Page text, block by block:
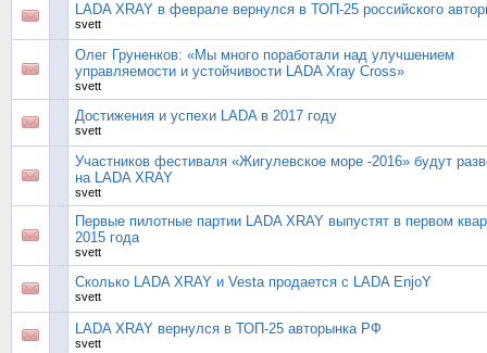
LADA XRAY в феврале вернулся в ТОП-25 российского
svett
Олег Груненков: «Мы много поработали над улучшением
управляемости и устойчивости LADA Xray Cross»
svett
Достижения и успехи LADA в 2017 году
svett
Участников фестиваля «Жигулевское море -2016» будут
на LADA XRAY
svett
Первые пилотные партии LADA XRAY выпустят в первом
2015 года
svett
Сколько LADA XRAY и Vesta продается с LADA EnjoY
svett
LADA XRAY вернулся в ТОП-25 авторынка РФ
svett